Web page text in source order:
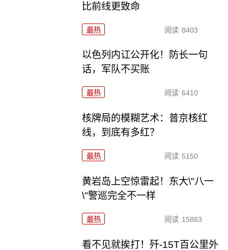
比前线更致命
最热 阅读 8403
以色列内讧公开化！防长一句
话，军队不买账
最热 阅读 6410
核牌局的模糊艺术：普京核红
线，到底有多红？
最热 阅读 5150
黄岩岛上空惊雷起！东大\"八一
\"警巡完全不一样
最热 阅读 15883
看不见就挨打！歼-15T百公里外